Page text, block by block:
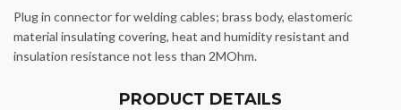
Plug in connector for welding cables; brass body, elastomeric
material insulating covering, heat and humidity resistant and
insulation resistance not less than 2MOhm.
PRODUCT DETAILS